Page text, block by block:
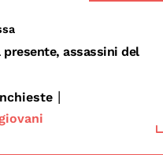
presente, assassini del
|